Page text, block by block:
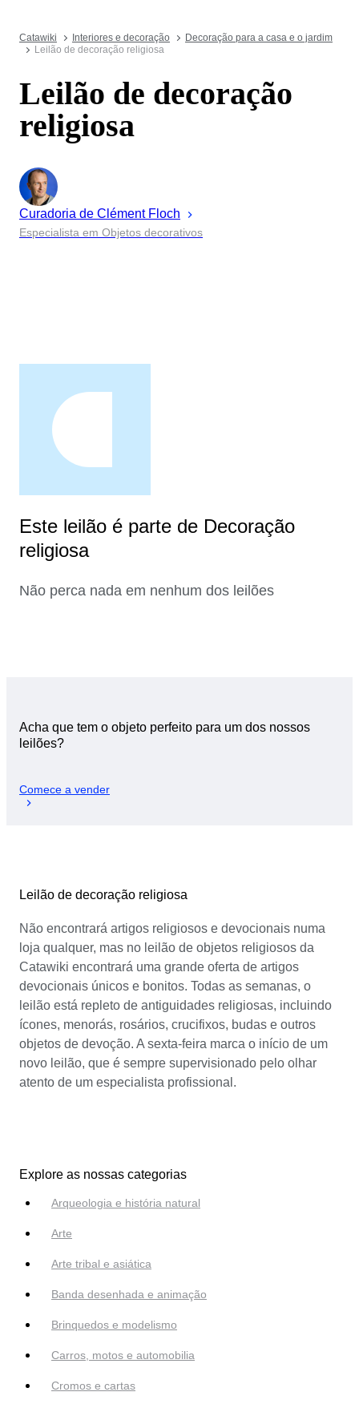
Catawiki Interiores e decoração
Decoração para a casa e o jardim
Leilão de decoração religiosa
Leilão de decoração
religiosa
Curadoria de Clément Floch
Especialista em Objetos decorativos
Este leilão é parte de Decoração
religiosa
Não perca nada em nenhum dos leilões
Acha que tem o objeto perfeito para um dos nossos
leilões?
Comece a vender
Leilão de decoração religiosa
Não encontrará artigos religiosos e devocionais numa
loja qualquer, mas no leilão de objetos religiosos da
Catawiki encontrará uma grande oferta de artigos
devocionais únicos e bonitos. Todas as semanas, o
leilão está repleto de antiguidades religiosas, incluindo
ícones, menorás, rosários, crucifixos, budas e outros
objetos de devoção. A sexta-feira marca o início de um
novo leilão, que é sempre supervisionado pelo olhar
atento de um especialista profissional.
Explore as nossas categorias
Arqueologia e história natural
Arte
Arte tribal e asiática
Banda desenhada e animação
Brinquedos e modelismo
Carros, motos e automobilia
Cromos e cartas